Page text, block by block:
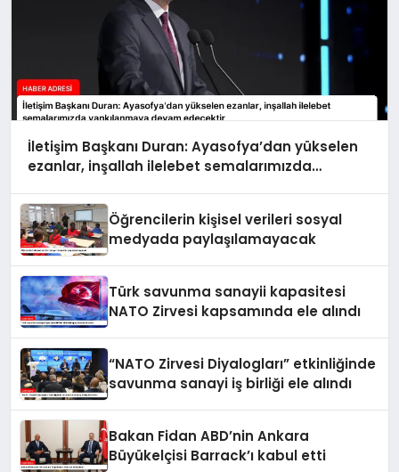
İletişim Başkanı Duran: Ayasofya’dan yükselen
ezanlar, inşallah ilelebet semalarımızda
Öğrencilerin kişisel verileri sosyal
medyada paylaşılamayacak
Türk savunma sanayii kapasitesi
NATO Zirvesi kapsamında ele alındı
“NATO Zirvesi Diyalogları” etkinliğinde
savunma sanayi iş birliği ele alındı
Bakan Fidan ABD’nin Ankara
Büyükelçisi Barrack’ı kabul etti